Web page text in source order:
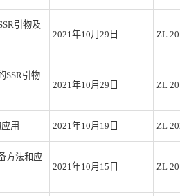
引物及
2021年10月29日 ZL
SSR引物
2021年10月29日 ZL
用 2021年10月19日 ZL
方法和应
2021年10月15日 ZL